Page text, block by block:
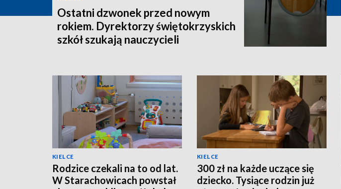
Ostatni dzwonek przed nowym
rokiem. Dyrektorzy świętokrzyskich
szkół szukają nauczycieli
KIELCE
Rodzice czekali na to od lat.
W Starachowicach powstał
KIELCE
300 zł na każde uczące się
dziecko. Tysiące rodzin już